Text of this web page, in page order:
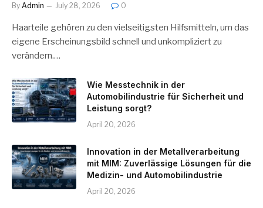
By Admin July 28, 2026 0
Haarteile gehören zu den vielseitigsten Hilfsmitteln, um das
eigene Erscheinungsbild schnell und unkompliziert zu
verändern.…
Wie Messtechnik in der
Automobilindustrie für Sicherheit und
Leistung sorgt?
April 20, 2026
Innovation in der Metallverarbeitung
mit MIM: Zuverlässige Lösungen für die
Medizin- und Automobilindustrie
April 20, 2026